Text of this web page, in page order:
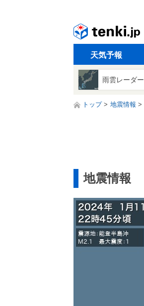
天気予報
雨雲レーダー
トップ 地震情報
地震情報